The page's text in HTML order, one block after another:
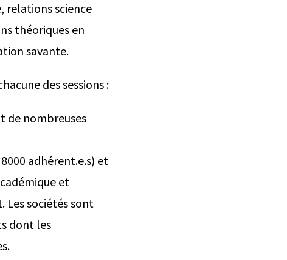
science
théoriques en
savante.
des sessions :
de nombreuses
adhérent.e.s) et
et
Les sociétés sont
dont les